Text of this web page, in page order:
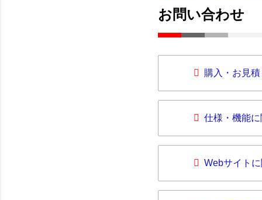
お問い合わせ
購入・お見
仕様・機能
Webサイト